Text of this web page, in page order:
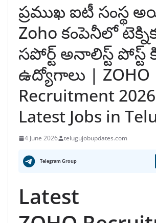
ప్రముఖ ఐటీ సంస్థ
Zoho కంపెనీలో
సపోర్ట్ అనాలిస్ట్ పోస్ట్
ఉద్యోగాలు | ZOHO
Recruitment
Latest Jobs in
4 June 2026 telugujobupdates.com
Telegram Group
Latest